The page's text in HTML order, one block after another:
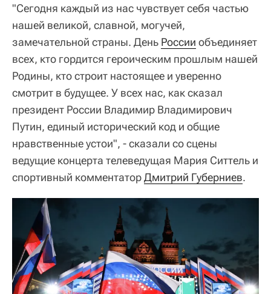
"Сегодня каждый из нас чувствует себя частью
нашей великой, славной, могучей,
замечательной страны. День России объединяет
всех, кто гордится героическим прошлым нашей
Родины, кто строит настоящее и уверенно
смотрит в будущее. У всех нас, как сказал
президент России Владимир Владимирович
Путин, единый исторический код и общие
нравственные устои", - сказали со сцены
ведущие концерта телеведущая Мария Ситтель и
спортивный комментаторДмитрий Губерниев.